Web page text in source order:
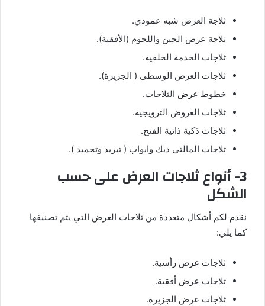
ثلاجة العرض شبه عمودي.
ثلاجة عرض الجبن واللحوم (الأفقية).
ثلاجات الخدمة الخلفية.
ثلاجات العرض الوسطى ( الجزيرة).
خطوط عرض الثلاجات.
ثلاجات العروض الترويجية.
ثلاجات ذكية ذاتية الفتح.
ثلاجات المالتي ديك وابواب ( تبريد وتجميد ).
3- أنواع ثلاجات العرض على حسب
الشكل
نقدم لكم أشكال متعددة من ثلاجات العرض التي يتم تصنيفها
كما يلي:
ثلاجات عرض رأسية.
ثلاجات عرض أفقية.
ثلاجات عرض الجزيرة.